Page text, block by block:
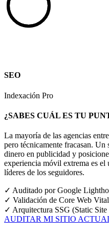
SEO
Indexación Pro
¿SABES CUÁL ES TU
La mayoría de las agencias
pero técnicamente fracasan.
dinero en publicidad y
experiencia móvil extrema es el
líderes de los seguidores.
✓ Auditado por Google
✓ Validación de Core Web
✓ Arquitectura SSG (Static
AUDITAR MI SITIO